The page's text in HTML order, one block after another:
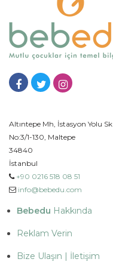
Altıntepe Mh, İstasyon Yolu Sk
No:3/1-130, Maltepe
34840
İstanbul
+90 0216 518 08 51
info@bebedu.com
Bebedu Hakkında
Reklam Verin
Bize Ulaşın | İletişim